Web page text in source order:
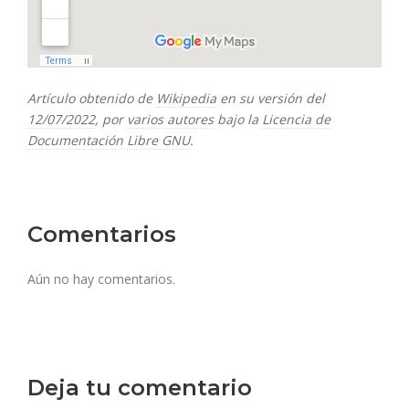
Artículo obtenido de Wikipedia en su versión del
12/07/2022, por varios autoresbajo la Licencia de
Documentación Libre GNU.
Comentarios
Aún no hay comentarios.
Deja tu comentario